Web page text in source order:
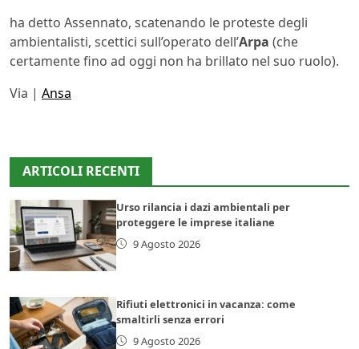
ha detto Assennato, scatenando le proteste degli
ambientalisti, scettici sull’operato dell’Arpa (che
certamente fino ad oggi non ha brillato nel suo ruolo).
Via | Ansa
ARTICOLI RECENTI
Urso rilancia i dazi ambientali per
proteggere le imprese italiane
9 Agosto 2026
Rifiuti elettronici in vacanza: come
smaltirli senza errori
9 Agosto 2026